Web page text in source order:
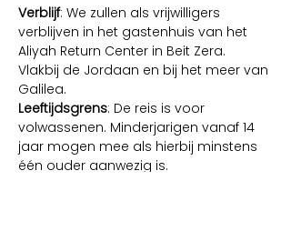
Verblijf: We zullen als vrijwilligers
verblijven in het gastenhuis van het
Aliyah Return Center in Beit Zera.
Vlakbij de Jordaan en bij het meer van
Galilea.
Leeftijdsgrens: De reis is voor
volwassenen. Minderjarigen vanaf 14
jaar mogen mee als hierbij minstens
één ouder aanwezig is.